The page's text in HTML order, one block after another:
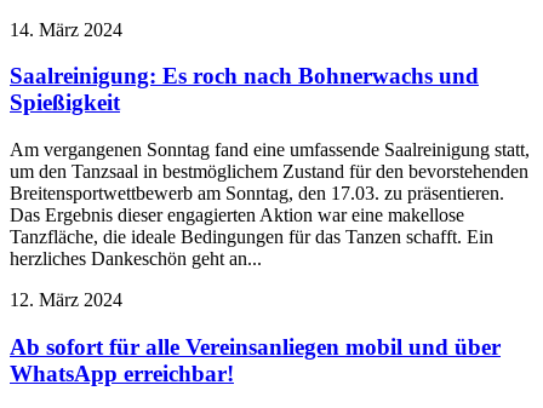
14. März 2024
Saalreinigung: Es roch nach Bohnerwachs und
Spießigkeit
Am vergangenen Sonntag fand eine umfassende Saalreinigung statt,
um den Tanzsaal in bestmöglichem Zustand für den bevorstehenden
Breitensportwettbewerb am Sonntag, den 17.03. zu präsentieren.
Das Ergebnis dieser engagierten Aktion war eine makellose
Tanzfläche, die ideale Bedingungen für das Tanzen schafft. Ein
herzliches Dankeschön geht an...
12. März 2024
Ab sofort für alle Vereinsanliegen mobil und über
WhatsApp erreichbar!